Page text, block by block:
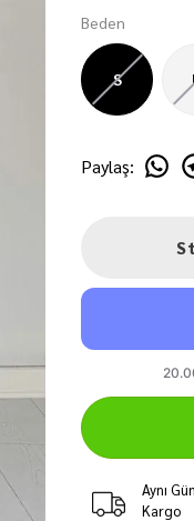
Beden
S
Paylaş:
Aynı
Kargo